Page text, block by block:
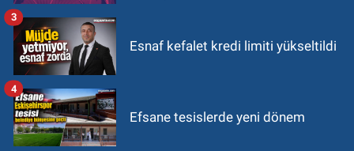
Esnaf kefalet kredi limiti yükseltildi
3
Efsane tesislerde yeni dönem
4